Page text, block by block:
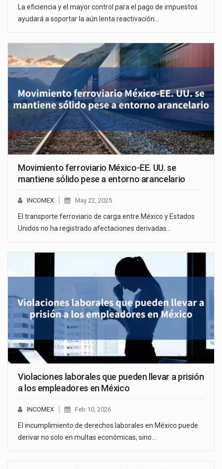
La eficiencia y el mayor control para el pago de impuestos
ayudará a soportar la aún lenta reactivación…
Movimiento ferroviario México-EE. UU. se
mantiene sólido pese a entorno arancelario
INCOMEX May 22, 2025
El transporte ferroviario de carga entre México y Estados
Unidos no ha registrado afectaciones derivadas…
Violaciones laborales que pueden llevar a prisión
a los empleadores en México
INCOMEX Feb 10, 2026
El incumplimiento de derechos laborales en México puede
derivar no solo en multas económicas, sino…